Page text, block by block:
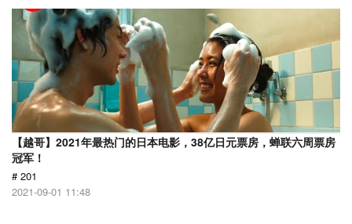
【越哥】2021年最热门的日本电影，38亿日元票房，蝉联六周票房
冠军！
# 201
2021-09-01 11:48